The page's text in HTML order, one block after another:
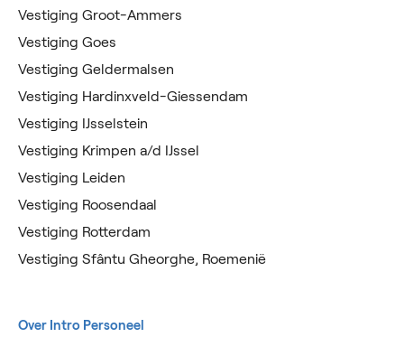
Vestiging Groot-Ammers
Vestiging Goes
Vestiging Geldermalsen
Vestiging Hardinxveld-Giessendam
Vestiging IJsselstein
Vestiging Krimpen a/d IJssel
Vestiging Leiden
Vestiging Roosendaal
Vestiging Rotterdam
Vestiging Sfântu Gheorghe, Roemenië
Over Intro Personeel